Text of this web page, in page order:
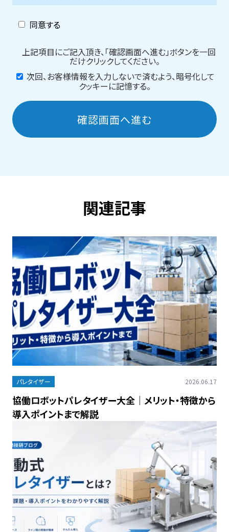
同意する
上記項目にご記入頂き、「確認画面へ進む」ボタンを一回
だけクリックしてください。
次回、お客様情報を入力しないで済むよう、暗号化して
クッキーに記憶する。
確認画面へ進む
関連記事
パレタイザー 2026.06.17
協働ロボットパレタイザー大全｜メリット・特徴から
導入ポイントまで解説